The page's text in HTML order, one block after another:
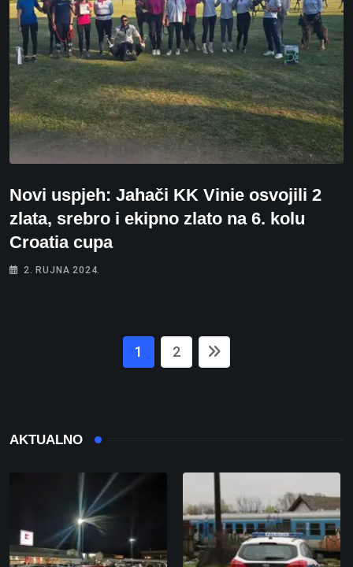
Novi uspjeh: Jahači KK Vinie osvojili 2
zlata, srebro i ekipno zlato na 6. kolu
Croatia cupa
2. RUJNA 2024.
1 2
AKTUALNO